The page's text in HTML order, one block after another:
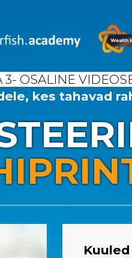
3- OSALINE
kes tahavad